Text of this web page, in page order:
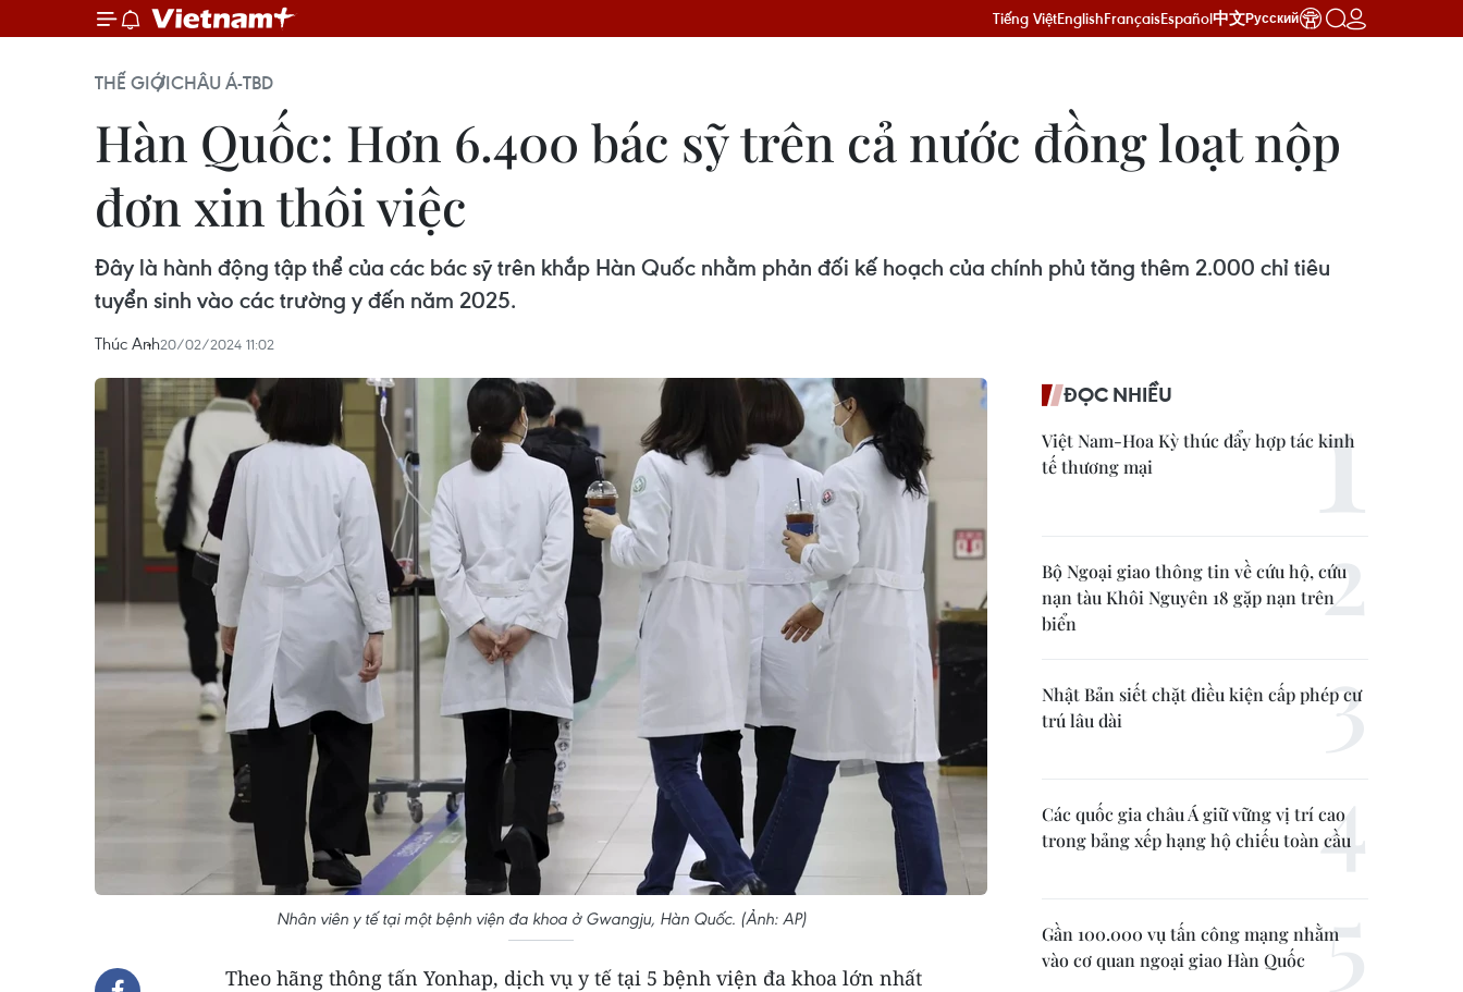
Tiếng ViệtEnglishFrançaisEspañol中文Русский
THẾ GIỚICHÂU Á-TBD
Hàn Quốc: Hơn 6.400 bác sỹ trên cả nước đồng loạt nộp
đơn xin thôi việc
Đây là hành động tập thể của các bác sỹ trên khắp Hàn Quốc nhằm phản đối kế hoạch của chính phủ tăng thêm 2.000 chỉ tiêu
tuyển sinh vào các trường y đến năm 2025.
Thúc Anh20/02/2024 11:02
Nhân viên y tế tại một bệnh viện đa khoa ở Gwangju, Hàn Quốc. (Ảnh: AP)
Theo hãng thông tấn Yonhap, dịch vụ y tế tại 5 bệnh viện đa khoa lớn nhất
ĐỌC NHIỀU
Việt Nam-Hoa Kỳ thúc đẩy hợp tác kinh
tế thương mại
Bộ Ngoại giao thông tin về cứu hộ, cứu
nạn tàu Khôi Nguyên 18 gặp nạn trên
biển
Nhật Bản siết chặt điều kiện cấp phép cư
trú lâu dài
Các quốc gia châu Á giữ vững vị trí cao
trong bảng xếp hạng hộ chiếu toàn cầu
Gần 100.000 vụ tấn công mạng nhằm
vào cơ quan ngoại giao Hàn Quốc